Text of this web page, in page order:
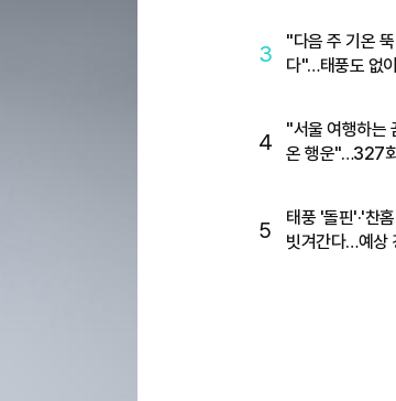
3
"다음 주 기온
다"…태풍도 없
4
"서울 여행하는
온 행운"…327
5
태풍 '돌핀'·'찬
빗겨간다…예상